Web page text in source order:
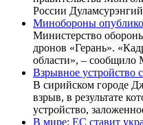
России
Минобороны
Министерство
дронов «Герань».
области», –
Взрывное устройство
В сирийском городе
взрыв, в результате
устройство,
В мире: ЕС ставит